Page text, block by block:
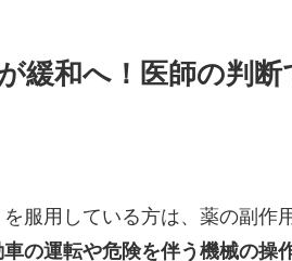
緩和へ！医師の判
服用している方は、薬の副作
車の運転や危険を伴う機械の操